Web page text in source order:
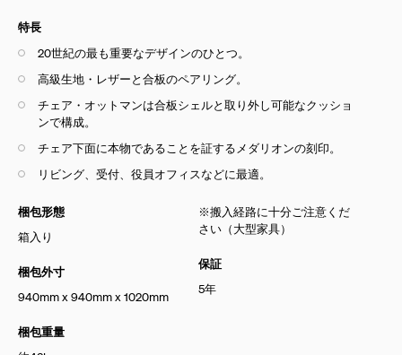
特長
20世紀の最も重要なデザインのひとつ。
高級生地・レザーと合板のペアリング。
チェア・オットマンは合板シェルと取り外し可能なクッショ
ンで構成。
チェア下面に本物であることを証するメダリオンの刻印。
リビング、受付、役員オフィスなどに最適。
梱包形態
箱入り
梱包外寸
940mm x 940mm x 1020mm
梱包重量
※搬入経路に十分ご注意くだ
さい（大型家具）
保証
5年